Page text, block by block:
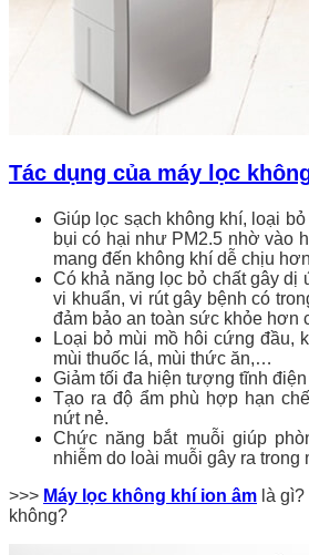
Tác dụng của máy lọc
Giúp lọc sạch không khí, loại
bụi có hại như PM2.5 nhờ vào
mang đến không khí dễ chịu
Có khả năng lọc bỏ chất gây dị
vi khuẩn, vi rút gây bệnh có
đảm bảo an toàn sức khỏe hơn
Loại bỏ mùi mồ hôi cứng đầu,
mùi thuốc lá, mùi thức ăn,…
Giảm tối đa hiện tượng tĩnh
Tạo ra độ ẩm phù hợp hạn
nứt nẻ.
Chức năng bắt muỗi giúp
nhiễm do loài muỗi gây ra trong
>>> Máy lọc không khí ion âm là
không?